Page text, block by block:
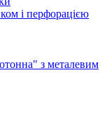
і перфорацією
з металевим